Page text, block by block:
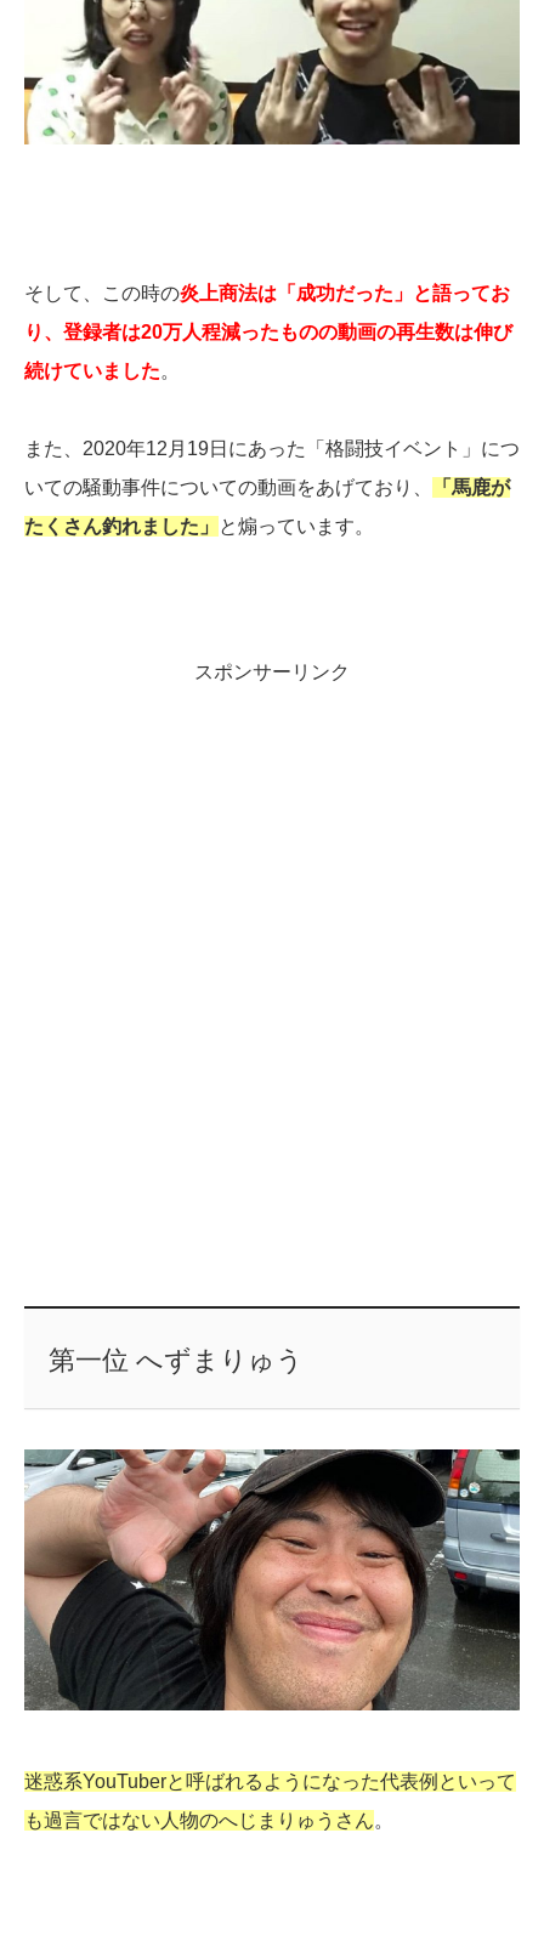
そして、この時の炎上商法は「成功だった」と語ってお
り、登録者は20万人程減ったものの動画の再生数は伸び
続けていました。
また、2020年12月19日にあった「格闘技イベント」につ
いての騒動事件についての動画をあげており、
「馬鹿が
たくさん釣れました」
と煽っています。
スポンサーリンク
第一位 へずまりゅう
迷惑系YouTuberと呼ばれるようになった代表例といって
も過言ではない人物のへじまりゅうさん。